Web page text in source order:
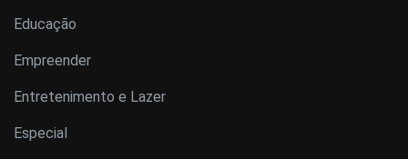
Educação
Empreender
Entretenimento e Lazer
Especial